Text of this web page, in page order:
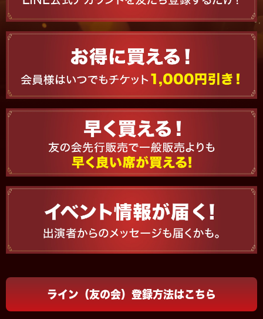
ライン（友の会）登録方法はこちら
④席種を選び、人数を入力し、「カートへ」を押
す
④ 手順A：「公演一覧を見る」を押すと、注文可
手順B：WEB注文を押すとスタジアムシティ公式
アプリに移動